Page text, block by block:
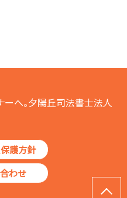
へ。夕陽丘司法書士法人
護方針
わせ